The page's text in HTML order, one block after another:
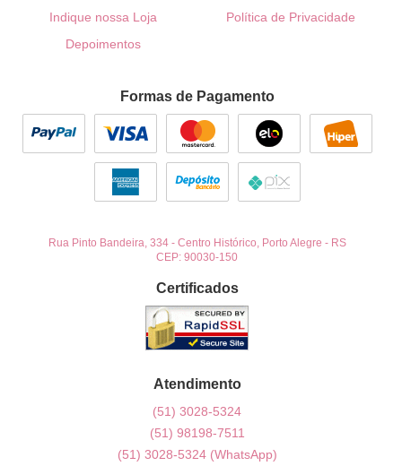
Indique nossa Loja
Depoimentos
Política de Privacidade
Formas de Pagamento
Rua Pinto Bandeira, 334- Centro Histórico, Porto Alegre - RS
CEP: 90030-150
Certificados
Atendimento
(51) 3028-5324
(51) 98198-7511
(51) 3028-5324 (WhatsApp)